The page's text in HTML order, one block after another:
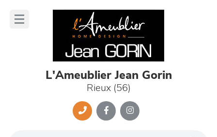
L'Ameublier Jean Gorin
Rieux (56)